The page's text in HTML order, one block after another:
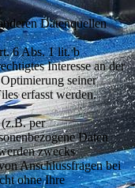
Datenquellen
6 Abs. 1 lit. b
Interesse an der
seiner
erfasst werden.
per
Daten
zwecks
Anschlussfragen bei
ohne Ihre